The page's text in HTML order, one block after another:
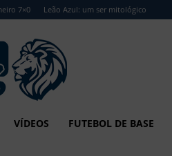
7×0 Leão Azul: um ser mitológico
VÍDEOS FUTEBOL DE BASE